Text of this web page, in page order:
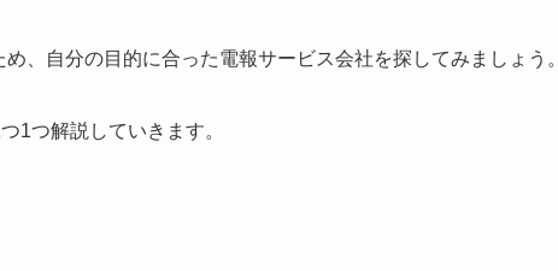
、自分の目的に合った電報サービス会社を探してみましょう。
1つ解説していきます。